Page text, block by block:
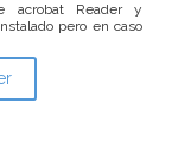
acrobat Reader y
pero en caso